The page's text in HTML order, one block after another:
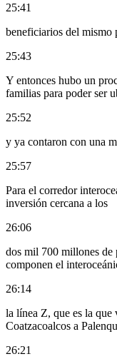
25:41
beneficiarios del mismo
25:43
Y entonces hubo un
familias para poder ser
25:52
y ya contaron con una
25:57
Para el corredor
inversión cercana a los
26:06
dos mil 700 millones de
componen el
26:14
la línea Z, que es la que
Coatzacoalcos a
26:21